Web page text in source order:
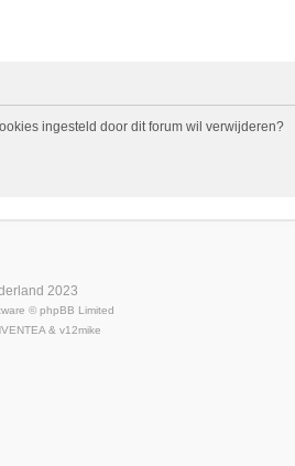
ingesteld door dit forum wil verwijderen?
2023
© phpBB Limited
& v12mike